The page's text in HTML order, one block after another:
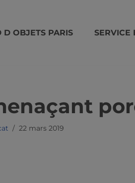
D OBJETS PARIS SERVICE
22 mars 2019